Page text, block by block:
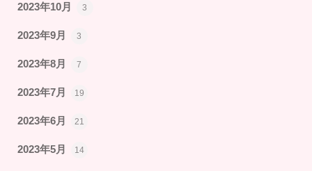
2023年10月 3
2023年9月 3
2023年8月 7
2023年7月 19
2023年6月 21
2023年5月 14